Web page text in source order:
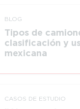
BLOG
Tipos de
clasificación y
mexicana
CASOS DE ESTUDIO